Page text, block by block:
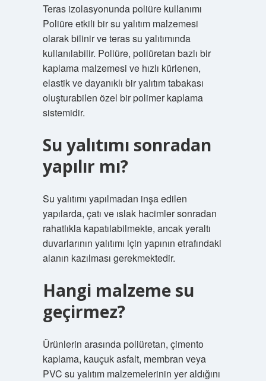
Teras izolasyonunda poliüre kullanımı
Poliüre etkili bir su yalıtım malzemesi
olarak bilinir ve teras su yalıtımında
kullanılabilir. Poliüre, poliüretan bazlı bir
kaplama malzemesi ve hızlı kürlenen,
elastik ve dayanıklı bir yalıtım tabakası
oluşturabilen özel bir polimer kaplama
sistemidir.
Su yalıtımı sonradan
yapılır mı?
Su yalıtımı yapılmadan inşa edilen
yapılarda, çatı ve ıslak hacimler sonradan
rahatlıkla kapatılabilmekte, ancak yeraltı
duvarlarının yalıtımı için yapının etrafındaki
alanın kazılması gerekmektedir.
Hangi malzeme su
geçirmez?
Ürünlerin arasında poliüretan, çimento
kaplama, kauçuk asfalt, membran veya
PVC su yalıtım malzemelerinin yer aldığını